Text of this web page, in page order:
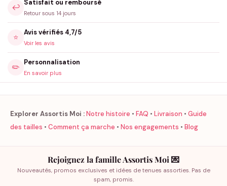
↩️
Satisfait ou remboursé
Retour sous 14 jours
⭐
Avis vérifiés 4,7/5
Voir les avis
✏️
Personnalisation
En savoir plus
Explorer Assortis Moi :Notre histoire • FAQ • Livraison • Guide
des tailles • Comment ça marche • Nos engagements • Blog
Rejoignez la famille Assortis Moi 💌
Nouveautés, promos exclusives et idées de tenues assorties. Pas de
spam, promis.